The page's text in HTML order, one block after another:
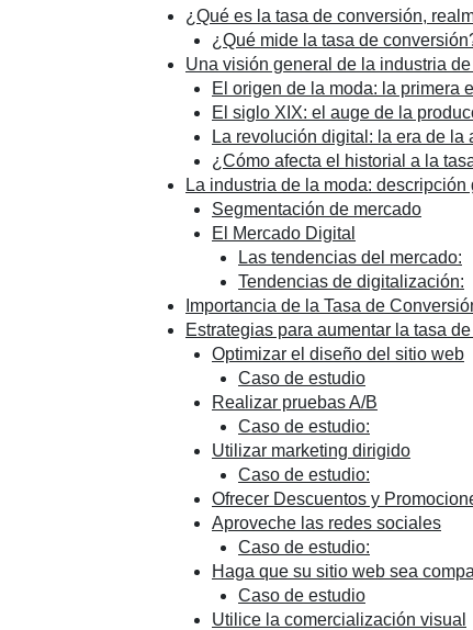
¿Qué es la tasa de conversión,
¿Qué mide la tasa de
Una visión general de la industria
El origen de la moda: la primera
El siglo XIX: el auge de la
La revolución digital: la era de la
¿Cómo afecta el historial a la
La industria de la moda:
Segmentación de mercado
El Mercado Digital
Las tendencias del mercado:
Tendencias de digitalización:
Importancia de la Tasa de
Estrategias para aumentar la tasa
Optimizar el diseño del sitio web
Caso de estudio
Realizar pruebas A/B
Caso de estudio:
Utilizar marketing dirigido
Caso de estudio:
Ofrecer Descuentos y
Aproveche las redes sociales
Caso de estudio:
Haga que su sitio web sea
Caso de estudio
Utilice la comercialización visual